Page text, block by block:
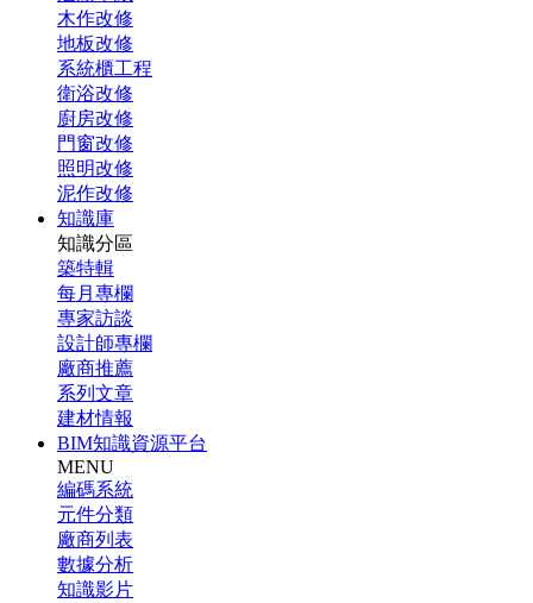
木作改修
地板改修
系統櫃工程
衛浴改修
廚房改修
門窗改修
照明改修
泥作改修
知識庫
知識分區
築特輯
每月專欄
專家訪談
設計師專欄
廠商推薦
系列文章
建材情報
BIM知識資源平台
MENU
編碼系統
元件分類
廠商列表
數據分析
知識影片